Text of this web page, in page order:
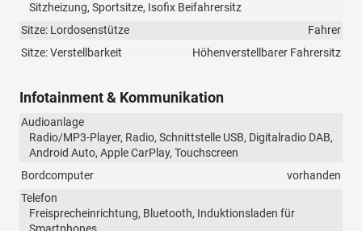
Sitzheizung, Sportsitze, Isofix Beifahrersitz
Sitze: Lordosenstütze
Fahrer
Sitze: Verstellbarkeit
Höhenverstellbarer Fahrersitz
Infotainment & Kommunikation
Audioanlage
Radio/MP3-Player, Radio, Schnittstelle USB, Digitalradio DAB,
Android Auto, Apple CarPlay, Touchscreen
Bordcomputer
vorhanden
Telefon
Freisprecheinrichtung, Bluetooth, Induktionsladen für